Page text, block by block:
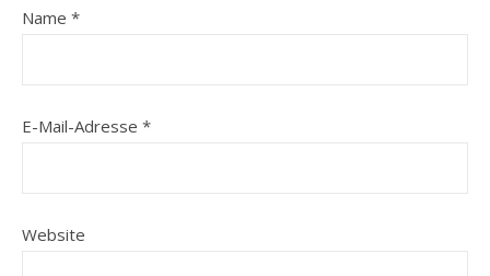
Name *
E-Mail-Adresse *
Website